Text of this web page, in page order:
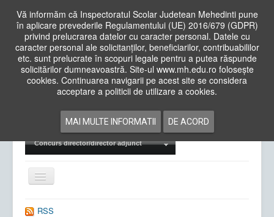
Vă informăm că Inspectoratul Scolar Judetean Mehedinti pune
în aplicare prevederile Regulamentului (UE) 2016/679 (GDPR)
privind prelucrarea datelor cu caracter personal. Datele cu
caracter personal ale solicitanților, beneficiarilor, contribuabililor
etc. sunt prelucrate în scopuri legale pentru a putea răspunde
solicitărilor dumneavoastră. Site-ul www.mh.edu.ro folosește
cookies. Continuarea navigarii pe acest site se considera
acceptare a politicii de utilizare a cookies.
MAI MULTE INFORMATII DE ACORD
Cauta
in
siteAcasa Cadre Didactice
Examene Naționale
Concurs director/director adjunct
Comută
navigarea
RSS